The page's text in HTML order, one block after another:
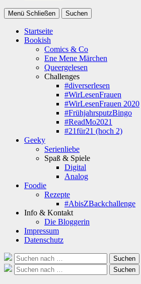
Menü Schließen Suchen
Startseite
Bookish
Comics & Co
Ene Mene Märchen
Queergelesen
Challenges
#diverserlesen
#WirLesenFrauen
#WirLesenFrauen 2020
#FrühjahrsputzBingo
#ReadMo2021
#21für21 (hoch 2)
Geeky
Serienliebe
Spaß & Spiele
Digital
Analog
Foodie
Rezepte
#AbisZBackchallenge
Info & Kontakt
Die Bloggerin
Impressum
Datenschutz
Suche
nach:
Suchen
Suche
nach:
Suchen